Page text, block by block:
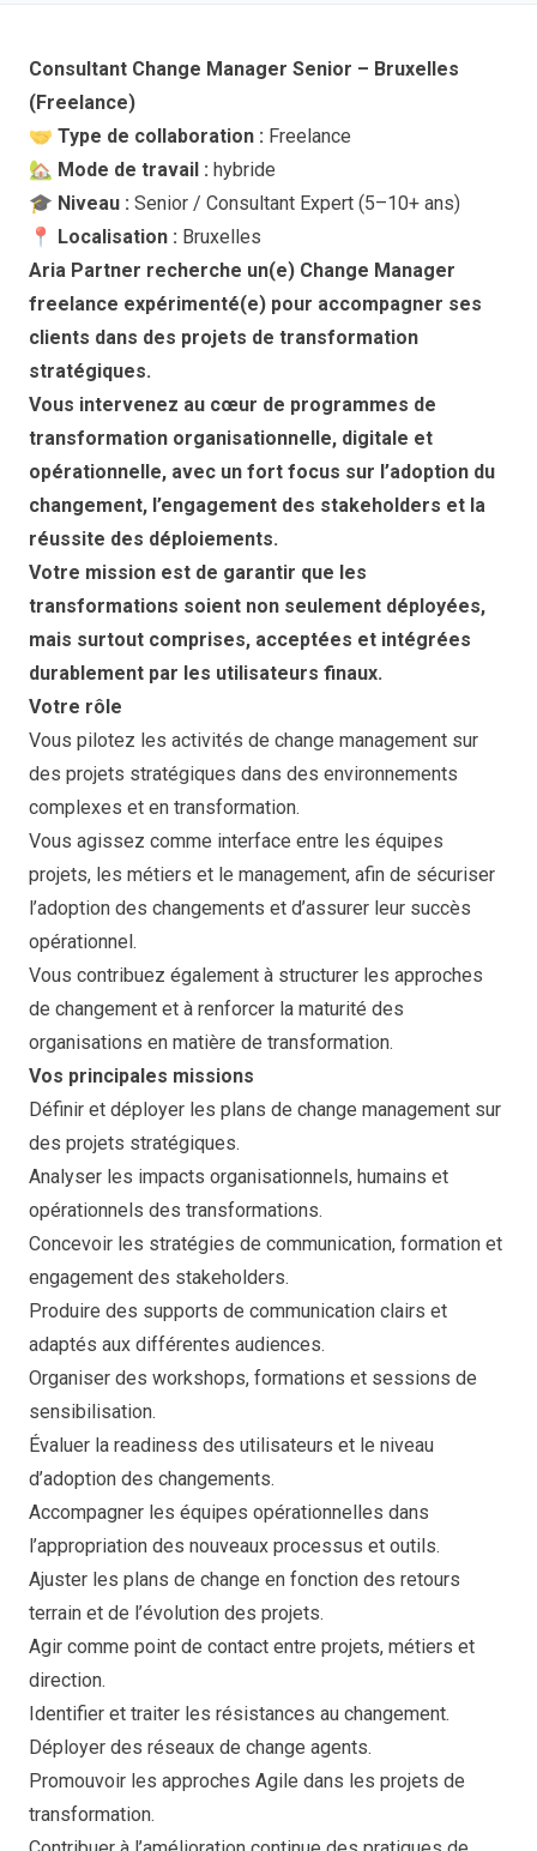
Consultant Change Manager Senior – Bruxelles
(Freelance)
🤝 Type de collaboration : Freelance
🏡 Mode de travail : hybride
🎓 Niveau : Senior / Consultant Expert (5–10+ ans)
📍 Localisation : Bruxelles
Aria Partner recherche un(e) Change Manager
freelance expérimenté(e) pour accompagner ses
clients dans des projets de transformation
stratégiques.
Vous intervenez au cœur de programmes de
transformation organisationnelle, digitale et
opérationnelle, avec un fort focus sur l’adoption du
changement, l’engagement des stakeholders et la
réussite des déploiements.
Votre mission est de garantir que les
transformations soient non seulement déployées,
mais surtout comprises, acceptées et intégrées
durablement par les utilisateurs finaux.
Votre rôle
Vous pilotez les activités de change management sur
des projets stratégiques dans des environnements
complexes et en transformation.
Vous agissez comme interface entre les équipes
projets, les métiers et le management, afin de sécuriser
l’adoption des changements et d’assurer leur succès
opérationnel.
Vous contribuez également à structurer les approches
de changement et à renforcer la maturité des
organisations en matière de transformation.
Vos principales missions
Définir et déployer les plans de change management sur
des projets stratégiques.
Analyser les impacts organisationnels, humains et
opérationnels des transformations.
Concevoir les stratégies de communication, formation et
engagement des stakeholders.
Produire des supports de communication clairs et
adaptés aux différentes audiences.
Organiser des workshops, formations et sessions de
sensibilisation.
Évaluer la readiness des utilisateurs et le niveau
d’adoption des changements.
Accompagner les équipes opérationnelles dans
l’appropriation des nouveaux processus et outils.
Ajuster les plans de change en fonction des retours
terrain et de l’évolution des projets.
Agir comme point de contact entre projets, métiers et
direction.
Identifier et traiter les résistances au changement.
Déployer des réseaux de change agents.
Promouvoir les approches Agile dans les projets de
transformation.